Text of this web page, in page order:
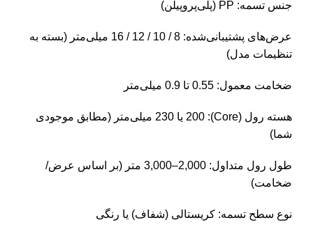
جنس تسمه: PP (پلی‌پروپیلن)
عرض‌های پشتیبانی‌شده: 8 / 10 / 12 / 16 میلی‌متر (بسته به
تنظیمات مدل)
ضخامت معمول: 0.55 تا 0.9 میلی‌متر
هسته رول (Core): 200 یا 230 میلی‌متر (مطابق موجودی
شما)
طول رول متداول: 2,000–3,000 متر (بر اساس عرض/
ضخامت)
نوع سطح تسمه: کریستالی (شفاف) یا رنگی